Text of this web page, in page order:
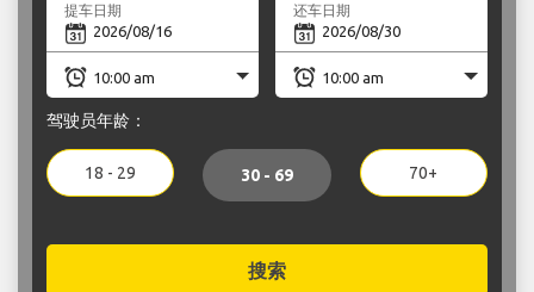
提车日期 还车日期
驾驶员年龄：
18 - 29 30 - 69 70+
搜索